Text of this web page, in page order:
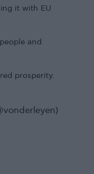
it with EU
and
prosperity.